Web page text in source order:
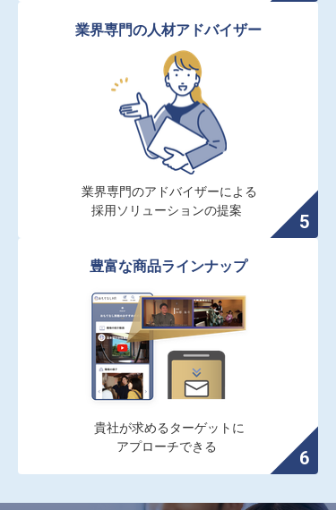
業界専門の人材アドバイザー
業界専門のアドバイザーによる
採用ソリューションの提案
豊富な商品ラインナップ
貴社が求めるターゲットに
アプローチできる